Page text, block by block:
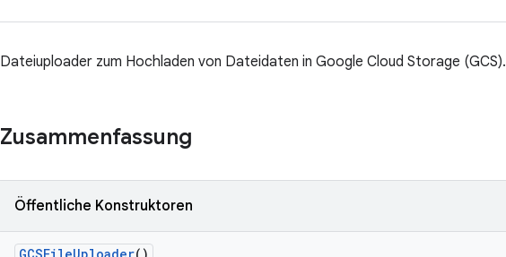
Dateiuploader zum Hochladen von Dateidaten in Google Cloud Storage (GCS).
Zusammenfassung
Öffentliche Konstruktoren